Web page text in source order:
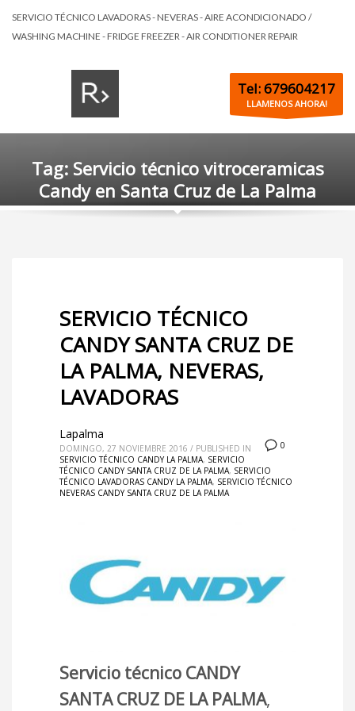
SERVICIO TÉCNICO LAVADORAS - NEVERAS - AIRE ACONDICIONADO /
WASHING MACHINE - FRIDGE FREEZER - AIR CONDITIONER REPAIR
Tel: 679604217
LLAMENOS AHORA!
Tag: Servicio técnico vitroceramicas
Candy en Santa Cruz de La Palma
SERVICIO TÉCNICO
CANDY SANTA CRUZ DE
LA PALMA, NEVERAS,
LAVADORAS
0
Lapalma
DOMINGO, 27 NOVIEMBRE 2016 / PUBLISHED IN
SERVICIO TÉCNICO CANDY LA PALMA, SERVICIO
TÉCNICO CANDY SANTA CRUZ DE LA PALMA, SERVICIO
TÉCNICO LAVADORAS CANDY LA PALMA, SERVICIO TÉCNICO
NEVERAS CANDY SANTA CRUZ DE LA PALMA
Servicio técnico CANDY
SANTA CRUZ DE LA PALMA,